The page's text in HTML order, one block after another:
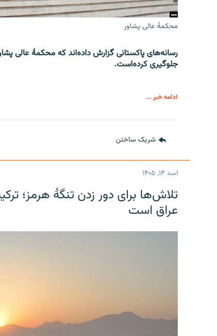
محکمۀ عالی پشاور
رسانه‌های پاکستانی گزارش داده‌اند که محکمۀ عالی
جلوگیری کرده‌است.
ادامه خبر ...
شریک ساختن
اسد ۱۴, ۱۴۰۵
تلاش‌ها برای دور زدن تنگۀ هرمز؛
عراق است